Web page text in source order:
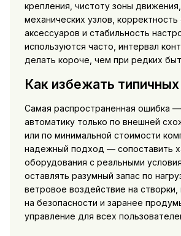
крепления, чистоту зоны
механических узлов,
аксессуаров и стабильность
используются часто, интервал
делать короче, чем при редких
Как избежать
Самая распространенная ошибка
автоматику только по внешней
или по минимальной стоимости
надежный подход — сопоставить
оборудования с реальными
оставлять разумный запас по
ветровое воздействие на створки,
на безопасности и заранее
управление для всех